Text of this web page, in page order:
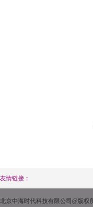
友情链接：
北京中海时代科技有限公司@版权